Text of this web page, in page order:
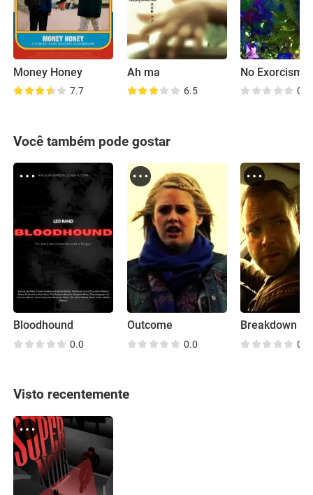
Money Honey
7.7
Ah ma
6.5
No Exorcism
0.0
Você também pode gostar
Bloodhound
0.0
Outcome
0.0
Breakdown
0.0
Visto recentemente